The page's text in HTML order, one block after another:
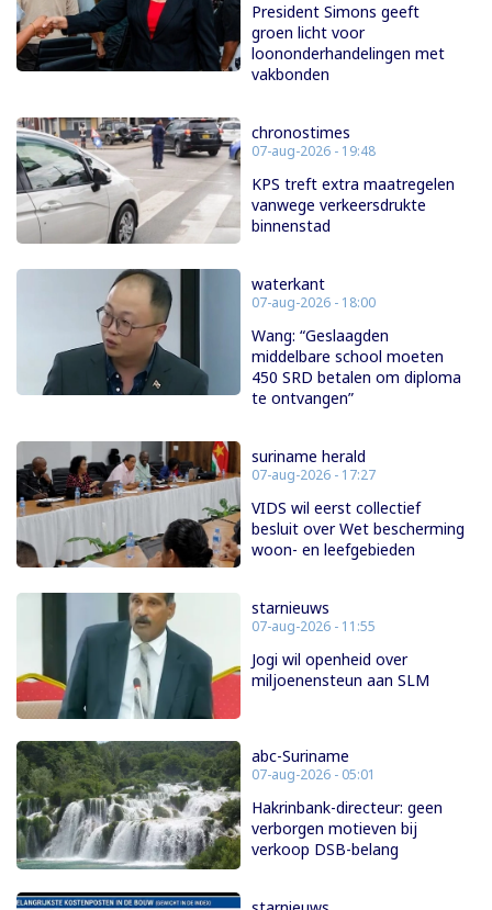
President Simons geeft
groen licht voor
loononderhandelingen met
vakbonden
chronostimes
07-aug-2026 - 19:48
KPS treft extra maatregelen
vanwege verkeersdrukte
binnenstad
waterkant
07-aug-2026 - 18:00
Wang: “Geslaagden
middelbare school moeten
450 SRD betalen om diploma
te ontvangen”
suriname herald
07-aug-2026 - 17:27
VIDS wil eerst collectief
besluit over Wet bescherming
woon- en leefgebieden
starnieuws
07-aug-2026 - 11:55
Jogi wil openheid over
miljoenensteun aan SLM
abc-Suriname
07-aug-2026 - 05:01
Hakrinbank-directeur: geen
verborgen motieven bij
verkoop DSB-belang